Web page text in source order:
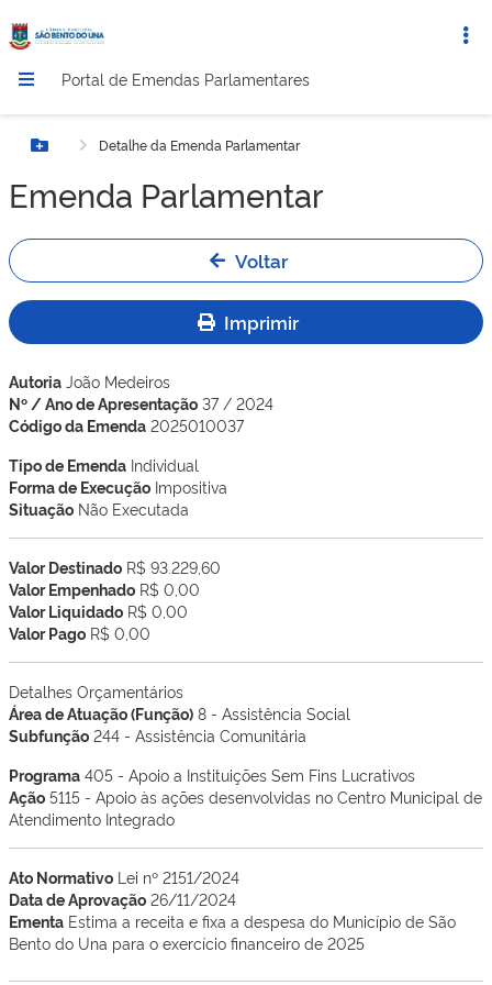
Portal de Emendas Parlamentares
Botão MenuDetalhe da Emenda Parlamentar
Emenda Parlamentar
Voltar
Imprimir
Autoria João Medeiros
Nº / Ano de Apresentação 37 / 2024
Código da Emenda 2025010037
Tipo de Emenda Individual
Forma de Execução Impositiva
Situação Não Executada
Valor Destinado R$ 93.229,60
Valor Empenhado R$ 0,00
Valor Liquidado R$ 0,00
Valor Pago R$ 0,00
Detalhes Orçamentários
Área de Atuação (Função) 8 - Assistência Social
Subfunção 244 - Assistência Comunitária
Programa 405 - Apoio a Instituições Sem Fins Lucrativos
Ação 5115 - Apoio às ações desenvolvidas no Centro Municipal de
Atendimento Integrado
Ato Normativo Lei nº 2151/2024
Data de Aprovação 26/11/2024
Ementa Estima a receita e fixa a despesa do Município de São
Bento do Una para o exercício financeiro de 2025